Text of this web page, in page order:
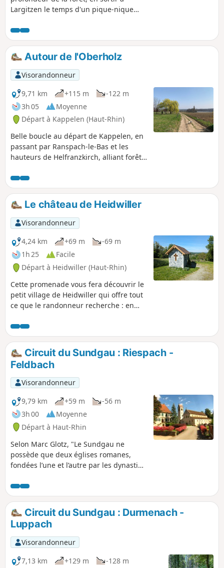
Largitzen le temps d'un pique-nique
vous fera découvrir les points
remarquables de ce vaste domaine
forestier. Prévoir la journée même si le
parcours est facile.
Autour de l'Oberholz
Visorandonneur
9,71 km
+115 m
-122 m
3h 05
Moyenne
Départ à Kappelen (Haut-Rhin)
Belle boucle au départ de Kappelen, en
passant par Ranspach-le-Bas et les
hauteurs de Helfranzkirch, alliant forêts,
Le château de Heidwiller
Visorandonneur
4,24 km
+69 m
-69 m
1h 25
Facile
Départ à Heidwiller (Haut-Rhin)
Cette promenade vous fera découvrir le
petit village de Heidwiller qui offre tout
ce que le randonneur recherche : en
de presque un millénaire, au Nord se
trouve un canal paisible et, au Sud, une
colline qui offre un point de vue
exceptionnel sur la région. Ajoutez à
cela un petit sentier de découverte, des
chemins de forêt variés et vous
obtiendrez le cocktail parfait pour une
balade réussie !
Circuit du Sundgau : Riespach -
Feldbach
Visorandonneur
9,79 km
+59 m
-56 m
3h 00
Moyenne
Départ à Haut-Rhin
Selon Marc Glotz, "Le Sundgau ne
possède que deux églises romanes,
fondées l’une et l’autre par les dynasties
Age : les Habsbourg et les Ferrette. Si
Ottmarsheim évoque la grandeur
carolingienne, Feldbach rappelle la
simplicité monacale. On la quitte
comme on revient d’un pèlerinage, avec
la sérénité retrouvée et l’impression
d’avoir croisé les ombres furtives des
comtes."
Circuit du Sundgau : Durmenach -
Luppach
Visorandonneur
7,13 km
+129 m
-128 m